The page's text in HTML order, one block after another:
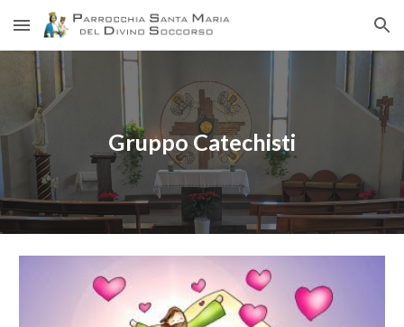
Skip to main content Skip to navigation
Gruppo Catechisti